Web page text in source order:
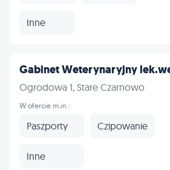
Inne
Gabinet Weterynaryjny
Ogrodowa 1, Stare Czarnowo
W ofercie m.in.:
Paszporty Czipowanie
Inne